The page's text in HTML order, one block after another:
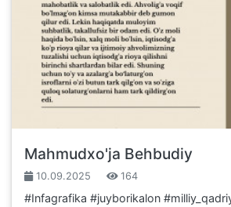
Mahmudxo'ja Behbudiy
10.09.2025 164
#Infagrafika #juyborikalon